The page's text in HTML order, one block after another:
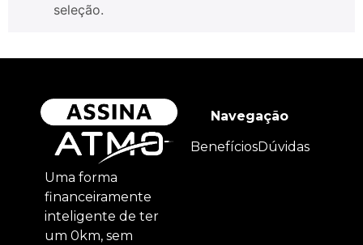
seleção.
Uma forma
financeiramente
inteligente de ter
um 0km, sem
Navegação
BenefíciosDúvidas